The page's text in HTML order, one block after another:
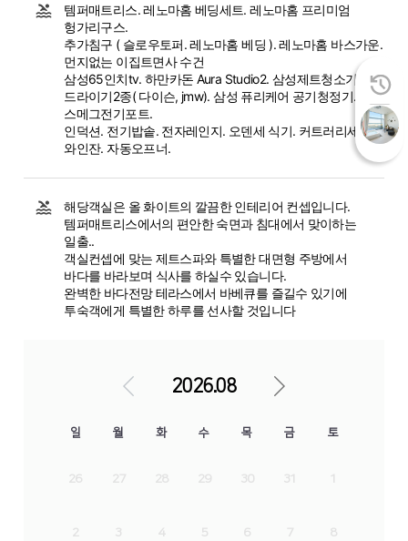
템퍼매트리스. 레노마홈 베딩세트. 레노마홈 프리미엄
헝가리구스.
추가침구 ( 슬로우토퍼. 레노마홈 베딩 ). 레노마홈 바스가운.
먼지없는 이집트면사 수건
삼성65인치tv. 하만카돈 Aura Studio2. 삼성제트청소기.
드라이기2종( 다이슨, jmw). 삼성 퓨리케어 공기청정기.
스메그전기포트.
인덕션. 전기밥솥. 전자레인지. 오덴세 식기. 커트러리세트.
와인잔. 자동오프너.
해당객실은 올 화이트의 깔끔한 인테리어 컨셉입니다.
템퍼매트리스에서의 편안한 숙면과 침대에서 맞이하는
일출..
객실컨셉에 맞는 제트스파와 특별한 대면형 주방에서
바다를 바라보며 식사를 하실수 있습니다.
완벽한 바다전망 테라스에서 바베큐를 즐길수 있기에
투숙객에게 특별한 하루를 선사할 것입니다
2026.08
일 월 화 수 목 금 토
26 27 28 29 30 31 1
2 3 4 5 6 7 8